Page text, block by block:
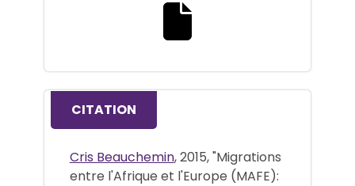
CITATION
Cris Beauchemin, 2015, "Migrations
entre l'Afrique et l'Europe (MAFE):